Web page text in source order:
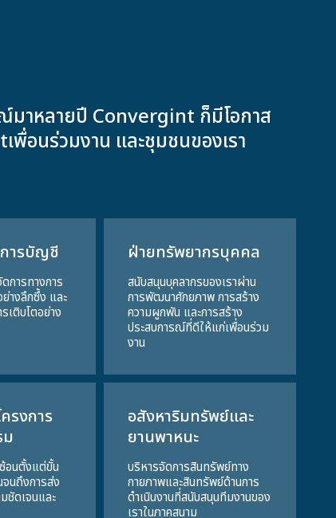
มาหลายปี Convergint ก็มีโอกาส
tเพื่อนร่วมงาน และชุมชนของเรา
การบัญชี
การทางการ
ย่างลึกซึ้ง และ
เติบโตอย่าง
ฝ่ายทรัพยากรบุคคล
สนับสนุนบุคลากรของเราผ่าน
การพัฒนาศักยภาพ การสร้าง
ความผูกพัน และการสร้าง
ประสบการณ์ที่ดีให้แก่เพื่อนร่วม
งาน
รงการ
ม
อนตั้งแต่ขั้น
นถึงการส่ง
ชัดเจนและ
อสังหาริมทรัพย์และ
ยานพาหนะ
บริหารจัดการสินทรัพย์ทาง
กายภาพและสินทรัพย์ด้านการ
ดำเนินงานที่สนับสนุนทีมงานของ
เราในภาคสนาม